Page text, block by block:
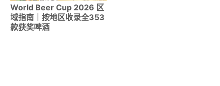
World Beer Cup 2026 区
域指南｜按地区收录全353
款获奖啤酒